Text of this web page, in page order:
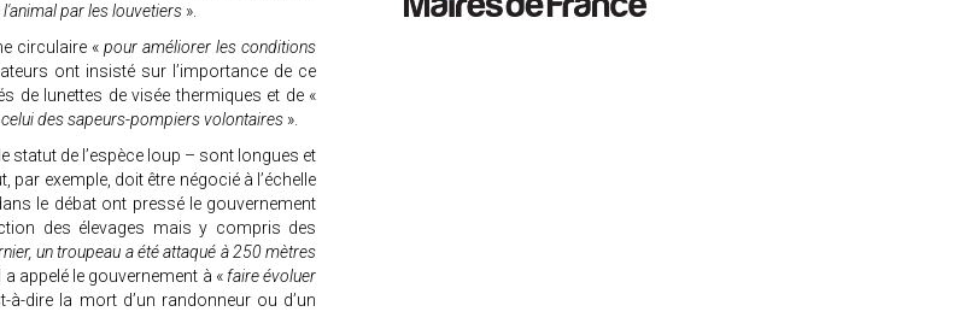
par les louvetiers ».
circulaire « pour améliorer les conditions
ont insisté sur l’importance de ce
de lunettes de visée thermiques et de «
des sapeurs-pompiers volontaires ».
statut de l’espèce loup – sont longues et
exemple, doit être négocié à l’échelle
le débat ont pressé le gouvernement
des élevages mais y compris des
un troupeau a été attaqué à 250 mètres
a appelé le gouvernement à «faire évoluer
à-dire la mort d’un randonneur ou d’un